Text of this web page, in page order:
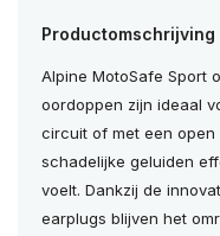
Productomschrijving
Alpine MotoSafe Sport
oordoppen zijn ideaal
circuit of met een open
schadelijke geluiden
voelt. Dankzij de
earplugs blijven het